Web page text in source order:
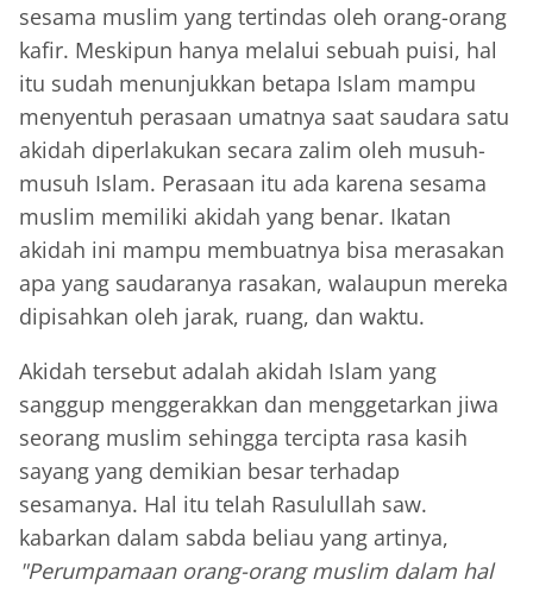
sesama muslim yang tertindas oleh orang-orang
kafir. Meskipun hanya melalui sebuah puisi, hal
itu sudah menunjukkan betapa Islam mampu
menyentuh perasaan umatnya saat saudara satu
akidah diperlakukan secara zalim oleh musuh-
musuh Islam. Perasaan itu ada karena sesama
muslim memiliki akidah yang benar. Ikatan
akidah ini mampu membuatnya bisa merasakan
apa yang saudaranya rasakan, walaupun mereka
dipisahkan oleh jarak, ruang, dan waktu.
Akidah tersebut adalah akidah Islam yang
sanggup menggerakkan dan menggetarkan jiwa
seorang muslim sehingga tercipta rasa kasih
sayang yang demikian besar terhadap
sesamanya. Hal itu telah Rasulullah saw.
kabarkan dalam sabda beliau yang artinya,
"Perumpamaan orang-orang muslim dalam hal